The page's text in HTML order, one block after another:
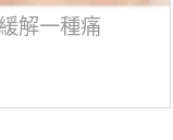
解一種痛